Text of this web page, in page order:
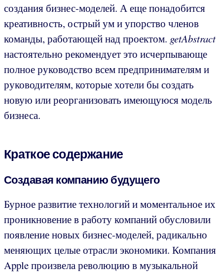
создания бизнес-моделей. А еще понадобится
креативность, острый ум и упорство членов
команды, работающей над проектом. getAbstract
настоятельно рекомендует это исчерпывающе
полное руководство всем предпринимателям и
руководителям, которые хотели бы создать
новую или реорганизовать имеющуюся модель
бизнеса.
Краткое содержание
Создавая компанию будущего
Бурное развитие технологий и моментальное их
проникновение в работу компаний обусловили
появление новых бизнес-моделей, радикально
меняющих целые отрасли экономики. Компания
Apple произвела революцию в музыкальной